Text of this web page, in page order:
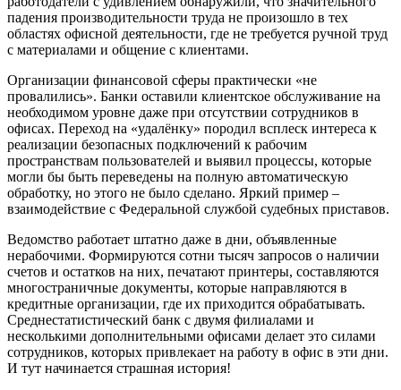
падения производительности труда не произошло в тех
областях офисной деятельности, где не требуется ручной труд
с материалами и общение с клиентами.
Организации финансовой сферы практически «не
провалились». Банки оставили клиентское обслуживание на
необходимом уровне даже при отсутствии сотрудников в
офисах. Переход на «удалёнку» породил всплеск интереса к
реализации безопасных подключений к рабочим
пространствам пользователей и выявил процессы, которые
могли бы быть переведены на полную автоматическую
обработку, но этого не было сделано. Яркий пример –
взаимодействие с Федеральной службой судебных приставов.
Ведомство работает штатно даже в дни, объявленные
нерабочими. Формируются сотни тысяч запросов о наличии
счетов и остатков на них, печатают принтеры, составляются
многостраничные документы, которые направляются в
кредитные организации, где их приходится обрабатывать.
Среднестатистический банк с двумя филиалами и
несколькими дополнительными офисами делает это силами
сотрудников, которых привлекает на работу в офис в эти дни.
И тут начинается страшная история!